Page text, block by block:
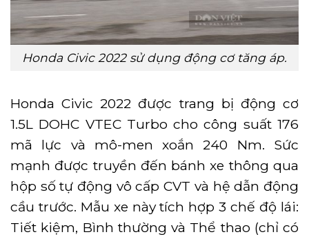
Honda Civic 2022 sử dụng động cơ tăng áp.
Honda Civic 2022 được trang bị động cơ
1.5L DOHC VTEC Turbo cho công suất 176
mã lực và mô-men xoắn 240 Nm. Sức
mạnh được truyền đến bánh xe thông qua
hộp số tự động vô cấp CVT và hệ dẫn động
cầu trước. Mẫu xe này tích hợp 3 chế độ lái:
Tiết kiệm, Bình thường và Thể thao (chỉ có